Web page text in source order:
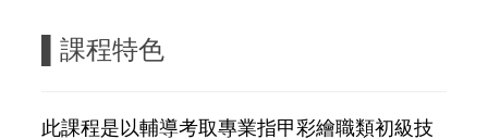
▌課程特色
此課程是以輔導考取專業指甲彩繪職類初級技